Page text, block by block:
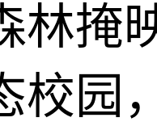
林掩
校园